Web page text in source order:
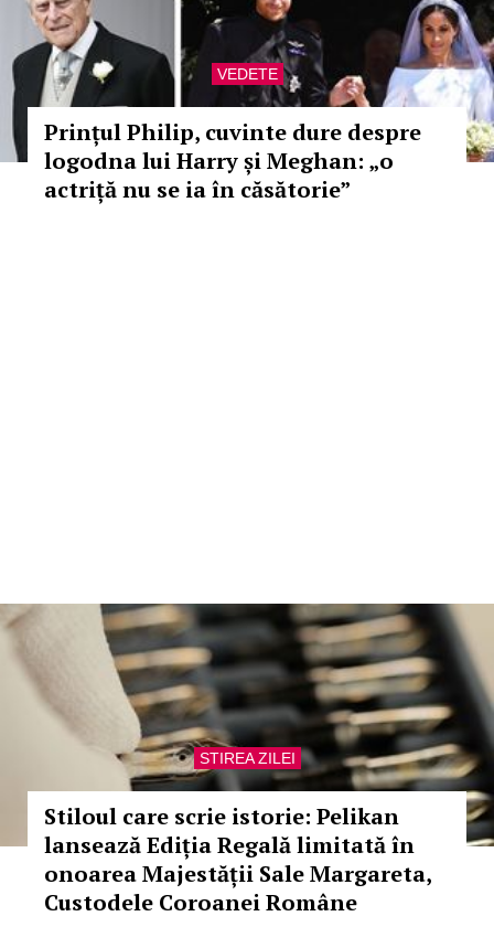
VEDETE
Prințul Philip, cuvinte dure despre
logodna lui Harry și Meghan: „o
actriță nu se ia în căsătorie”
STIREA ZILEI
Stiloul care scrie istorie: Pelikan
lansează Ediția Regală limitată în
onoarea Majestății Sale Margareta,
Custodele Coroanei Române